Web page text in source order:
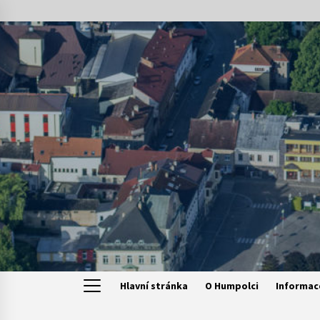
to
content
Hlavní stránka O Humpolci